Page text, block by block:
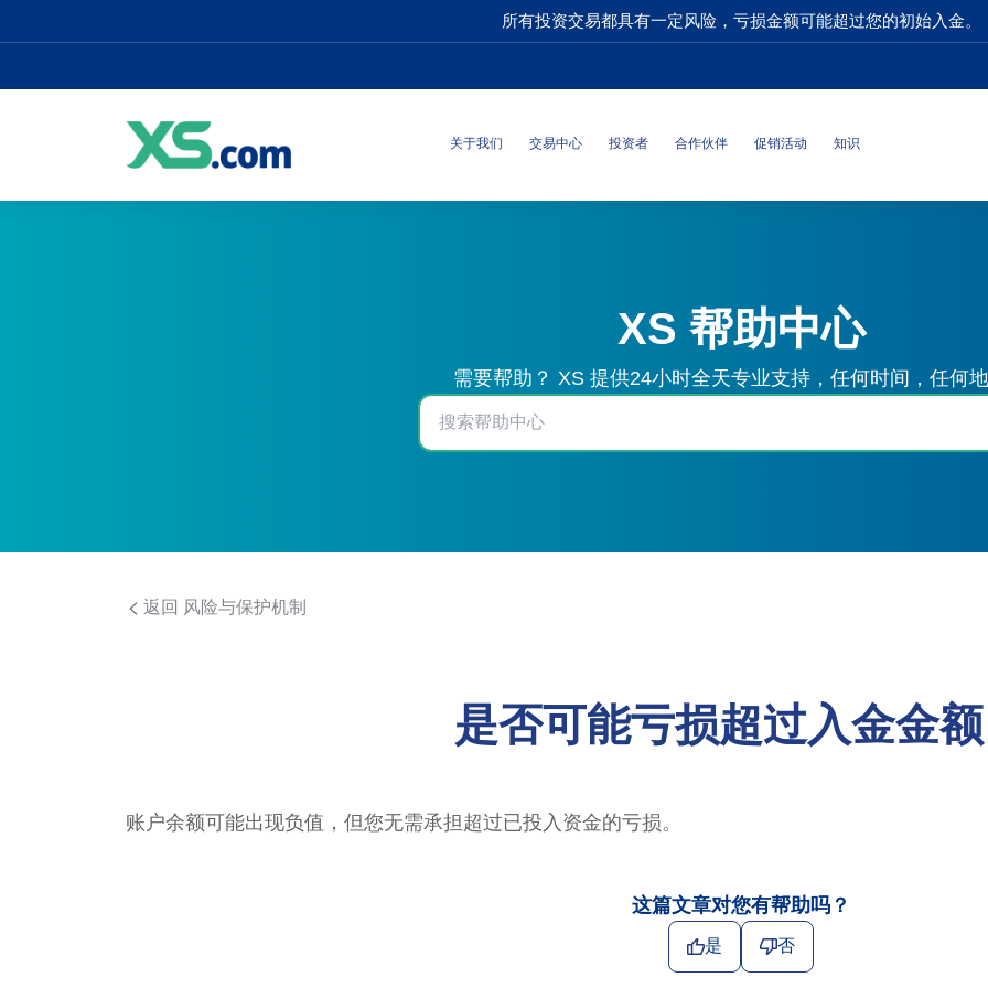
所有投资交易都具有一定风险，亏损金额可能超过您的初始入金。
关于我们 交易中心 投资者 合作伙伴 促销活动 知识
XS 帮助中心
需要帮助？ XS 提供24小时全天专业支持，任何时间，任何
返回 风险与保护机制
是否可能亏损超过入金金
账户余额可能出现负值，但您无需承担超过已投入资金的亏损。
这篇文章对您有帮助吗？
是 否